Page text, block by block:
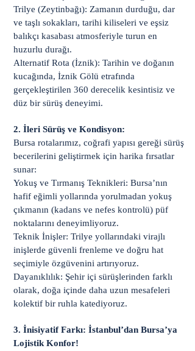
Trilye (Zeytinbağı): Zamanın durduğu, dar
ve taşlı sokakları, tarihi kiliseleri ve eşsiz
balıkçı kasabası atmosferiyle turun en
huzurlu durağı.
Alternatif Rota (İznik): Tarihin ve doğanın
kucağında, İznik Gölü etrafında
gerçekleştirilen 360 derecelik kesintisiz ve
düz bir sürüş deneyimi.
2. İleri Sürüş ve Kondisyon:
Bursa rotalarımız, coğrafi yapısı gereği sürüş
becerilerini geliştirmek için harika fırsatlar
sunar:
Yokuş ve Tırmanış Teknikleri: Bursa’nın
hafif eğimli yollarında yorulmadan yokuş
çıkmanın (kadans ve nefes kontrolü) püf
noktalarını deneyimliyoruz.
Teknik İnişler: Trilye yollarındaki virajlı
inişlerde güvenli frenleme ve doğru hat
seçimiyle özgüvenini artırıyoruz.
Dayanıklılık: Şehir içi sürüşlerinden farklı
olarak, doğa içinde daha uzun mesafeleri
kolektif bir ruhla katediyoruz.
3. İnisiyatif Farkı: İstanbul’dan Bursa’ya
Lojistik Konfor!